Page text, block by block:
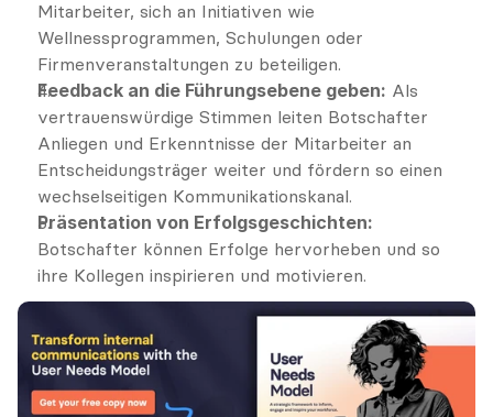
Mitarbeiter, sich an Initiativen wie
Wellnessprogrammen, Schulungen oder
Firmenveranstaltungen zu beteiligen.
Feedback an die Führungsebene geben: Als
vertrauenswürdige Stimmen leiten Botschafter
Anliegen und Erkenntnisse der Mitarbeiter an
Entscheidungsträger weiter und fördern so einen
wechselseitigen Kommunikationskanal.
Präsentation von Erfolgsgeschichten:
Botschafter können Erfolge hervorheben und so
ihre Kollegen inspirieren und motivieren.